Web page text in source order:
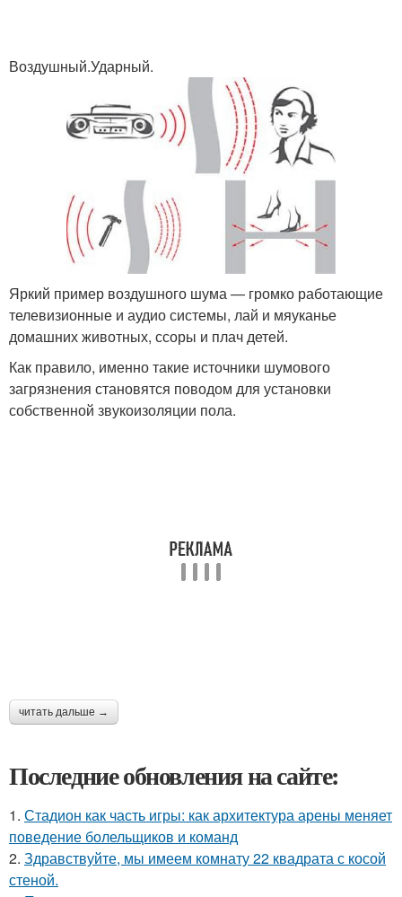
Воздушный.Ударный.
Яркий пример воздушного шума — громко работающие
телевизионные и аудио системы, лай и мяуканье
домашних животных, ссоры и плач детей.
Как правило, именно такие источники шумового
загрязнения становятся поводом для установки
собственной звукоизоляции пола.
читать дальше →
Последние обновления на сайте:
1. Стадион как часть игры: как архитектура арены меняет
поведение болельщиков и команд
2. Здравствуйте, мы имеем комнату 22 квадрата с косой
стеной.